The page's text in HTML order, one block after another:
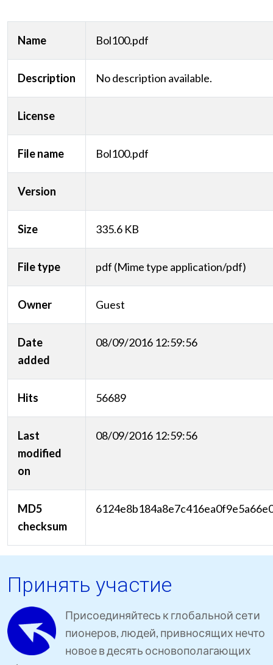
Name Bol100.pdf
Description No description available.
License
File name Bol100.pdf
Version
Size 335.6 KB
File type pdf (Mime type application/pdf)
Owner Guest
Date
added
08/09/2016 12:59:56
Hits 56689
Last
modified
on
08/09/2016 12:59:56
MD5
checksum
Принять участие
Присоединяйтесь к глобальной сети
пионеров, людей, привносящих нечто
новое в десять основополагающих